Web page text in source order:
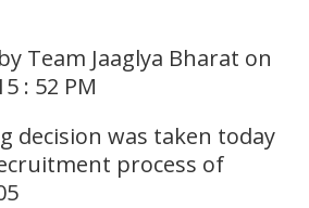
Team Jaaglya Bharat on
: 52 PM
decision was taken today
process of